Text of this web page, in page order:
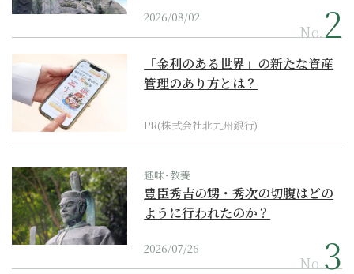
2026/08/02
No.
「金利のある世界」の新たな資産
管理のあり方とは？
PR(株式会社北九州銀行)
趣味･教養
豊臣秀吉の甥・秀次の切腹はどの
ように行われたのか？
2026/07/26
No.